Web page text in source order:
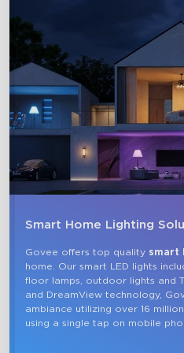
Smart Home Lighting
Govee offers top quality smart
home. Our smart LED lights
floor lamps, outdoor lights and
and DreamView technology,
ambiance utilizing over 16
using a single tap on mobile